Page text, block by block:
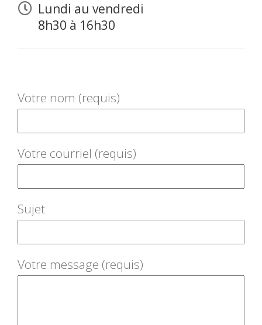
Lundi au vendredi
8h30 à 16h30
Votre nom (requis)
Votre courriel (requis)
Sujet
Votre message (requis)